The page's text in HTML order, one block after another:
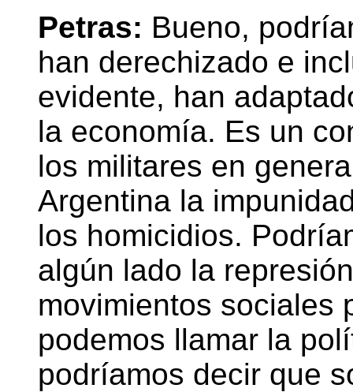
Petras: Bueno,
han derechizado e
evidente, han
la economía. Es un
los militares en
Argentina la
los homicidios.
algún lado la
movimientos sociales
podemos llamar la
podríamos decir que